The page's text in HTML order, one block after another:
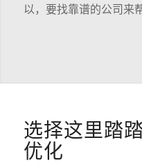
以，要找靠谱的公司来
选择这里踏
优化